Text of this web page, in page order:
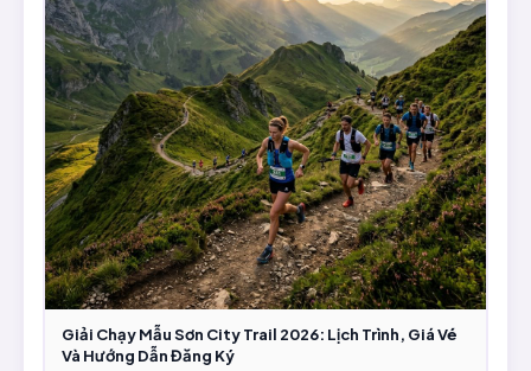
Giải Chạy Mẫu Sơn City Trail 2026: Lịch Trình, Giá Vé
Và Hướng Dẫn Đăng Ký